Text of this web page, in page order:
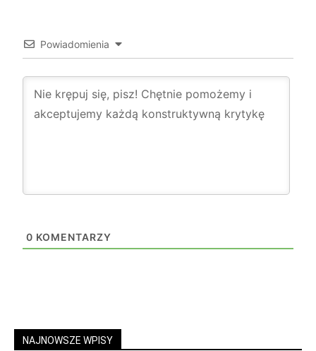
Powiadomienia
0 KOMENTARZY
NAJNOWSZE WPISY